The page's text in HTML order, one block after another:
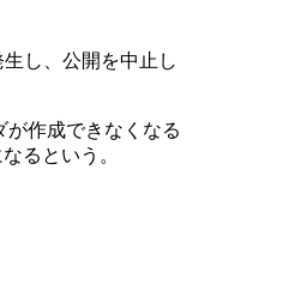
し、公開を中止し
作成できなくなる
るという。